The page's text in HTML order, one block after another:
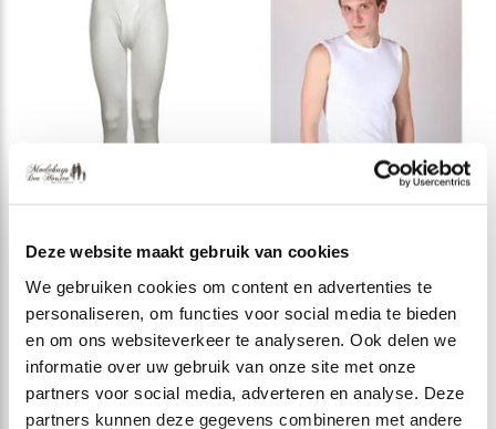
Deze website maakt gebruik van cookies
We gebruiken cookies om content en advertenties te
personaliseren, om functies voor social media te bieden
en om ons websiteverkeer te analyseren. Ook delen we
informatie over uw gebruik van onze site met onze
partners voor social media, adverteren en analyse. Deze
partners kunnen deze gegevens combineren met andere
BEEREN
Beeren Heren
Thermo pantalon
€ 18,95
Incl. btw
BEEREN
Beeren Heren
Herman Brood Tino
€ 8,25
Incl. btw